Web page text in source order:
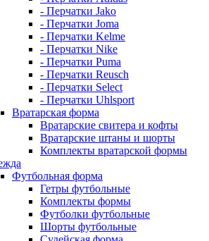
- Перчатки Jako
- Перчатки Joma
- Перчатки Kelme
- Перчатки Nike
- Перчатки Puma
- Перчатки Reusch
- Перчатки Select
- Перчатки Uhlsport
Вратарская форма
Вратарские свитера и кофты
Вратарские штаны и шорты
Комплекты вратарской формы
Футбольная форма
Гетры футбольные
Комплекты формы
Футболки футбольные
Шорты футбольные